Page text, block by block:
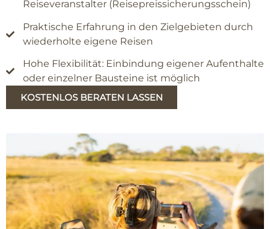
Reiseveranstalter (Reisepreissicherungsschein)
Praktische Erfahrung in den Zielgebieten durch
wiederholte eigene Reisen
Hohe Flexibilität: Einbindung eigener Aufenthalte
oder einzelner Bausteine ist möglich
KOSTENLOS BERATEN LASSEN